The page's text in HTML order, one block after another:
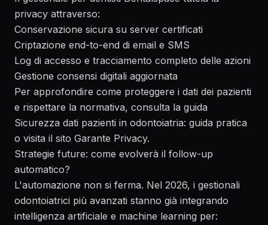
privacy attraverso:
Conservazione sicura su server certificati
Criptazione end-to-end di email e SMS
Log di accesso e tracciamento completo delle azioni
Gestione consensi digitali aggiornata
Per approfondire come proteggere i dati dei pazienti
e rispettare la normativa, consulta la guida
Sicurezza dati pazienti in odontoiatria: guida pratica
o visita il sito Garante Privacy.
Strategie future: come evolverà il follow-up
automatico?
L'automazione non si ferma. Nel 2026, i gestionali
odontoiatrici più avanzati stanno già integrando
intelligenza artificiale e machine learning per: